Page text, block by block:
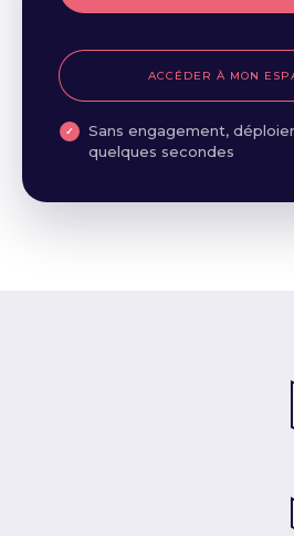
ACCÉDER À MON
Sans engagement,
quelques secondes